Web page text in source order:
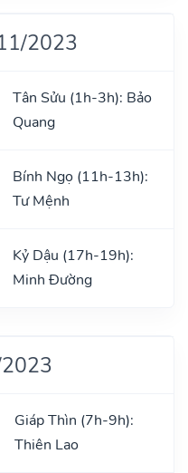
2023
Tân Sửu (1h-3h): Bảo
Quang
Bính Ngọ (11h-13h):
Tư Mệnh
Kỷ Dậu (17h-19h):
Minh Đường
Giáp Thìn (7h-9h):
Thiên Lao